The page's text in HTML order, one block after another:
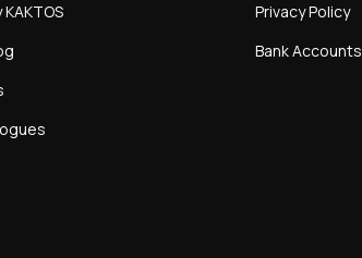
Privacy Policy
Bank Accounts